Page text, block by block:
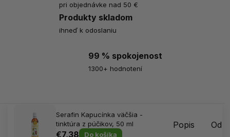
pri objednávke nad 50 €
Produkty skladom
ihneď k odoslaniu
99 % spokojenost
1300+ hodnotení
Serafin Kapucínka väčšia -
tinktúra z púčikov, 50 ml
€7,38 Do košíka
Popis